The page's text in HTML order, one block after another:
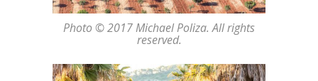
Photo © 2017 Michael Poliza. All rights
reserved.